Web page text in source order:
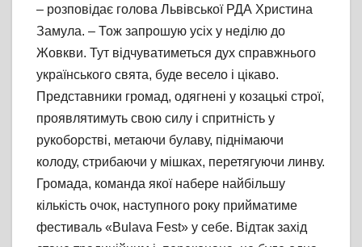
– розповідає голова Львівської РДА Христина
Замула. – Тож запрошую усіх у неділю до
Жовкви. Тут відчуватиметься дух справжнього
українського свята, буде весело і цікаво.
Представники громад, одягнені у козацькі строї,
проявлятимуть свою силу і спритність у
рукоборстві, метаючи булаву, піднімаючи
колоду, стрибаючи у мішках, перетягуючи линву.
Громада, команда якої набере найбільшу
кількість очок, наступного року прийматиме
фестиваль «Bulava Fest» у себе. Відтак захід